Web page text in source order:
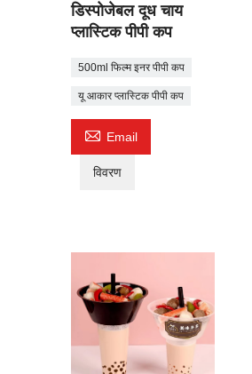
डिस्पोजेबल दूध चाय
प्लास्टिक पीपी कप
500ml फिल्म इनर पीपी कप
यू आकार प्लास्टिक पीपी कप
 Email
विवरण